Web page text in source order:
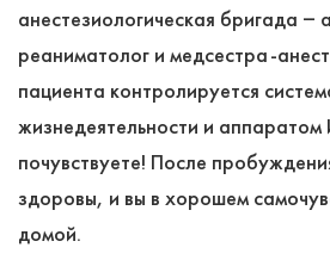
анестезиологическая бригада ‒
реаниматолог и медсестра-
пациента контролируется
жизнедеятельности и аппаратом
почувствуете! После
здоровы, и вы в хорошем
домой.